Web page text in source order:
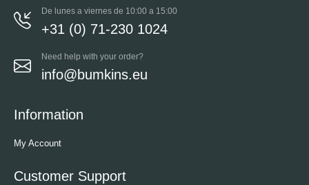
De lunes a viernes de 10:00 a 15:00
+31 (0) 71-230 1024
Need help with your order?
info@bumkins.eu
Information
My Account
Customer Support